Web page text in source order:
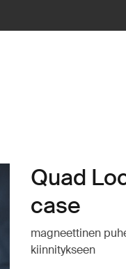
Quad
case
magneettinen
kiinnitykseen